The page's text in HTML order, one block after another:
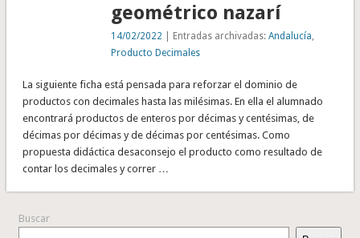
geométrico nazarí
14/02/2022 | Entradas archivadas:Andalucía
Producto Decimales
La siguiente ficha está pensada para reforzar el dominio de
productos con decimales hasta las milésimas. En ella el alumnado
encontrará productos de enteros por décimas y centésimas, de
décimas por décimas y de décimas por centésimas. Como
propuesta didáctica desaconsejo el producto como resultado de
contar los decimales y correr …
Buscar